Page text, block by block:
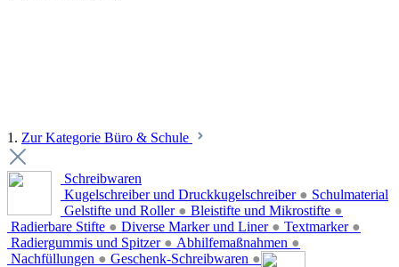
1. Zur Kategorie Büro & Schule
Schreibwaren
Kugelschreiber und Druckkugelschreiber ●
Gelstifte und Roller ● Bleistifte und Mikrostifte ●
Radierbare Stifte ● Diverse Marker und Liner ● Textmarker ●
Radiergummis und Spitzer ● Abhilfemaßnahmen ●
Nachfüllungen ● Geschenk-Schreibwaren ●
Schulmaterial